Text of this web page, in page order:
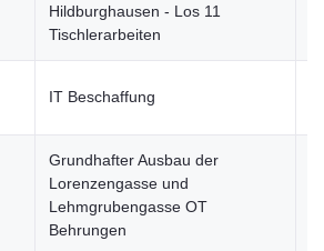
Hildburghausen - Los 11
Tischlerarbeiten
IT Beschaffung
Grundhafter Ausbau der
Lorenzengasse und
Lehmgrubengasse OT
Behrungen